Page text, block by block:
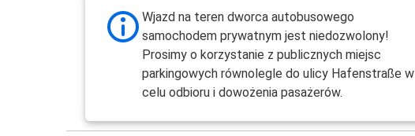
Wjazd na teren dworca autobusowego
samochodem prywatnym jest niedozwolony!
Prosimy o korzystanie z publicznych miejsc
parkingowych równolegle do ulicy Hafenstraße w
celu odbioru i dowożenia pasażerów.